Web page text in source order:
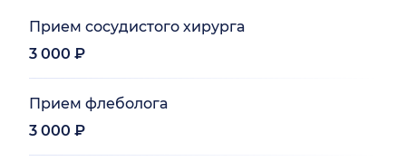
Прием сосудистого хирурга
3 000 ₽
Прием флеболога
3 000 ₽